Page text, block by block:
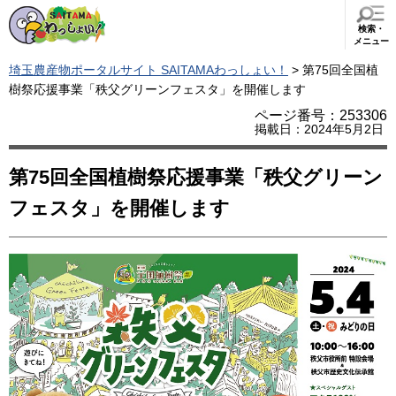
検索・
メニュー
埼玉農産物ポータルサイト SAITAMAわっしょい！
> 第75回全国植
樹祭応援事業「秩父グリーンフェスタ」を開催します
ページ番号：253306
掲載日：2024年5月2日
第75回全国植樹祭応援事業「秩父グリーン
フェスタ」を開催します